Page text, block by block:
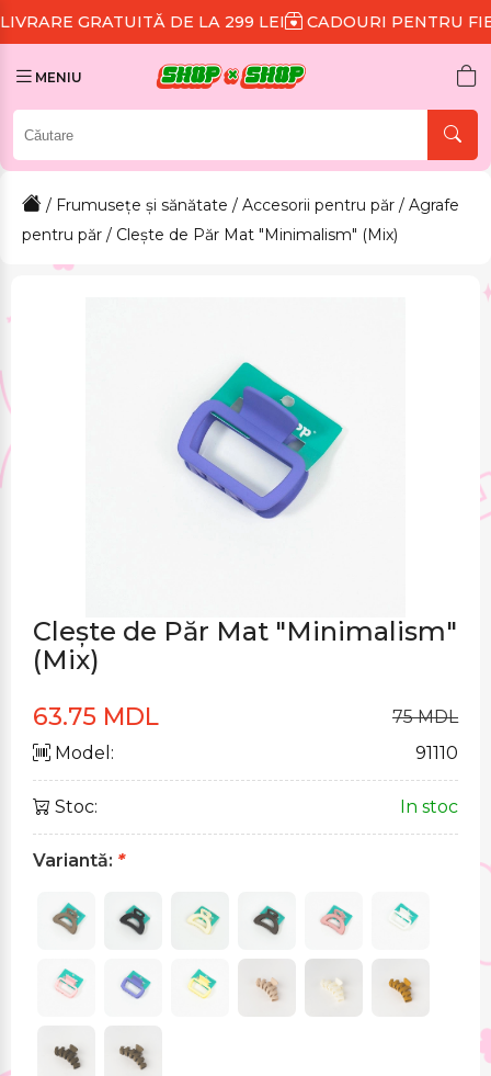
DE LA 299 LEI CADOURI PENTRU FIECARE
MENIU
/ Frumusețe și sănătate / Accesorii pentru păr / Agrafe
pentru păr / Clește de Păr Mat "Minimalism" (Mix)
Clește de Păr Mat "Minimalism"
(Mix)
63.75 MDL
75 MDL
Model:
91110
Stoc: In stoc
Variantă: *